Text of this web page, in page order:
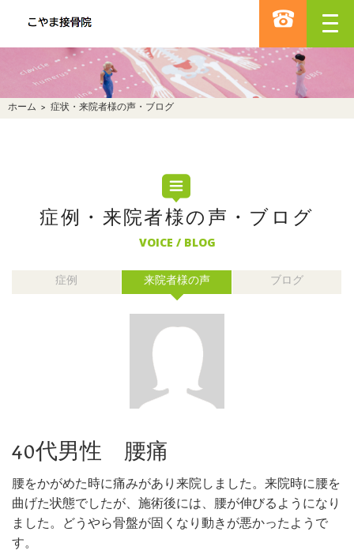
ホーム > 症状・来院者様の声・ブログ
症例・来院者様の声・ブログ
VOICE / BLOG
症例 来院者様の声 ブログ
40代男性 腰痛
腰をかがめた時に痛みがあり来院しました。来院時に腰を
曲げた状態でしたが、施術後には、腰が伸びるようになり
ました。どうやら骨盤が固くなり動きが悪かったようで
す。